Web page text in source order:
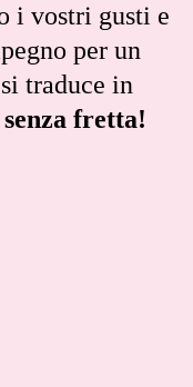
i vostri gusti e
per un
traduce in
fretta!